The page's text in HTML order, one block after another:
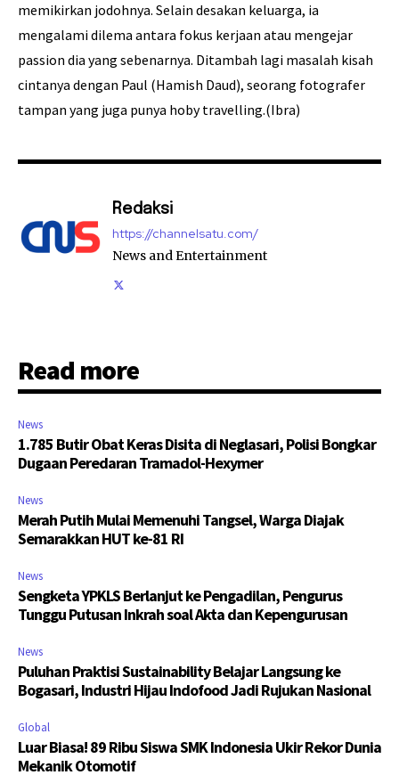
memikirkan jodohnya. Selain desakan keluarga, ia
mengalami dilema antara fokus kerjaan atau mengejar
passion dia yang sebenarnya. Ditambah lagi masalah kisah
cintanya dengan Paul (Hamish Daud), seorang fotografer
tampan yang juga punya hoby travelling.(Ibra)
Redaksi
https://channelsatu.com/
News and Entertainment
Read more
News
1.785 Butir Obat Keras Disita di Neglasari, Polisi Bongkar
Dugaan Peredaran Tramadol-Hexymer
News
Merah Putih Mulai Memenuhi Tangsel, Warga Diajak
Semarakkan HUT ke-81 RI
News
Sengketa YPKLS Berlanjut ke Pengadilan, Pengurus
Tunggu Putusan Inkrah soal Akta dan Kepengurusan
News
Puluhan Praktisi Sustainability Belajar Langsung ke
Bogasari, Industri Hijau Indofood Jadi Rujukan Nasional
Global
Luar Biasa! 89 Ribu Siswa SMK Indonesia Ukir Rekor Dunia
Mekanik Otomotif